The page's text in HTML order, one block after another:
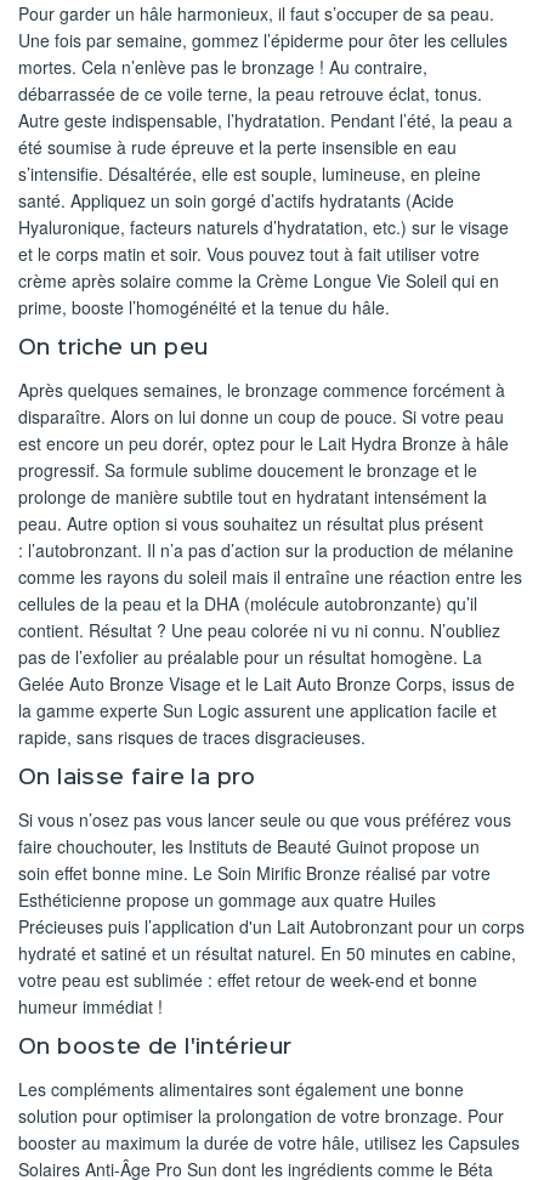
Pour garder un hâle harmonieux, il faut s’occuper de sa peau.
Une fois par semaine, gommez l’épiderme pour ôter les cellules
mortes. Cela n’enlève pas le bronzage ! Au contraire,
débarrassée de ce voile terne, la peau retrouve éclat, tonus.
Autre geste indispensable, l’hydratation. Pendant l’été, la peau a
été soumise à rude épreuve et la perte insensible en eau
s’intensifie. Désaltérée, elle est souple, lumineuse, en pleine
santé. Appliquez un soin gorgé d’actifs hydratants (Acide
Hyaluronique, facteurs naturels d’hydratation, etc.) sur le visage
et le corps matin et soir. Vous pouvez tout à fait utiliser votre
crème après solaire comme la Crème Longue Vie Soleil qui en
prime, booste l’homogénéité et la tenue du hâle.
On triche un peu
Après quelques semaines, le bronzage commence forcément à
disparaître. Alors on lui donne un coup de pouce. Si votre peau
est encore un peu dorér, optez pour le Lait Hydra Bronze à hâle
progressif. Sa formule sublime doucement le bronzage et le
prolonge de manière subtile tout en hydratant intensément la
peau. Autre option si vous souhaitez un résultat plus présent
: l’autobronzant. Il n’a pas d’action sur la production de mélanine
comme les rayons du soleil mais il entraîne une réaction entre les
cellules de la peau et la DHA (molécule autobronzante) qu’il
contient. Résultat ? Une peau colorée ni vu ni connu. N’oubliez
pas de l’exfolier au préalable pour un résultat homogène. La
Gelée Auto Bronze Visage et le Lait Auto Bronze Corps, issus de
la gamme experte Sun Logic assurent une application facile et
rapide, sans risques de traces disgracieuses.
On laisse faire la pro
Si vous n’osez pas vous lancer seule ou que vous préférez vous
faire chouchouter, les Instituts de Beauté Guinot propose un
soin effet bonne mine. Le Soin Mirific Bronze réalisé par votre
Esthéticienne propose un gommage aux quatre Huiles
Précieuses puis l’application d'un Lait Autobronzant pour un corps
hydraté et satiné et un résultat naturel. En 50 minutes en cabine,
votre peau est sublimée : effet retour de week-end et bonne
humeur immédiat !
On booste de l'intérieur
Les compléments alimentaires sont également une bonne
solution pour optimiser la prolongation de votre bronzage. Pour
booster au maximum la durée de votre hâle, utilisez les Capsules
Solaires Anti-Âge Pro Sun dont les ingrédients comme le Béta